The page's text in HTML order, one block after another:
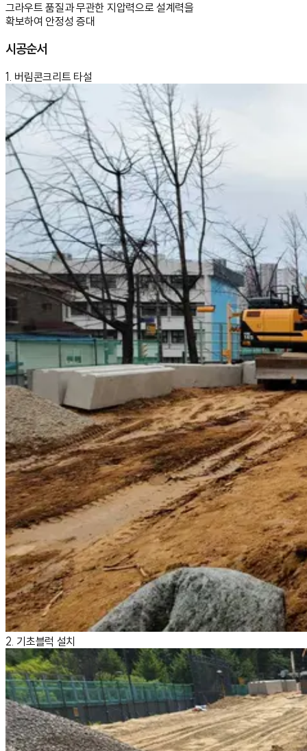
그라우트 품질과 무관한 지압력으로 설계력을
확보하여 안정성 증대
시공순서
1. 버림콘크리트 타설
2. 기초블럭 설치